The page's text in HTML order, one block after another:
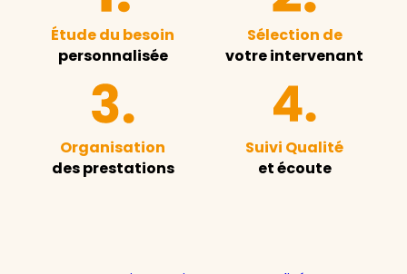
Étude du besoin
personnalisée
Sélection de
votre intervenant
Organisation
des prestations
Suivi Qualité
et écoute